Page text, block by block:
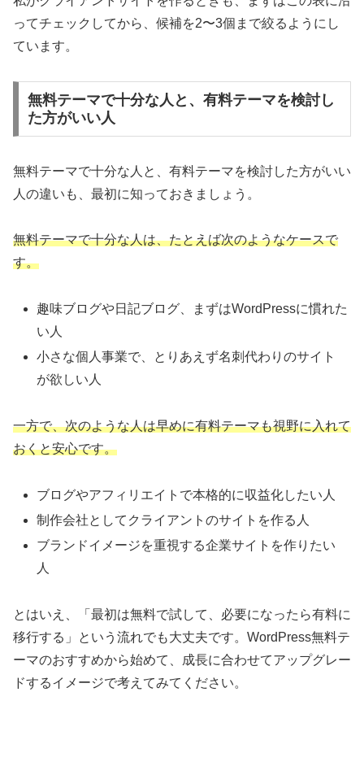
ってチェックしてから、候補を2〜3個まで絞るようにし
ています。
無料テーマで十分な人と、有料テーマを検討し
た方がいい人
無料テーマで十分な人と、有料テーマを検討した方がいい
人の違いも、最初に知っておきましょう。
無料テーマで十分な人は、たとえば次のようなケースで
す。
趣味ブログや日記ブログ、まずはWordPressに慣れた
い人
小さな個人事業で、とりあえず名刺代わりのサイト
が欲しい人
一方で、次のような人は早めに有料テーマも視野に入れて
おくと安心です。
ブログやアフィリエイトで本格的に収益化したい人
制作会社としてクライアントのサイトを作る人
ブランドイメージを重視する企業サイトを作りたい
人
とはいえ、「最初は無料で試して、必要になったら有料に
移行する」という流れでも大丈夫です。WordPress無料テ
ーマのおすすめから始めて、成長に合わせてアップグレー
ドするイメージで考えてみてください。